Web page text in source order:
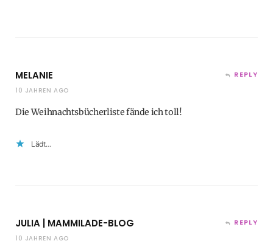
MELANIE
10 JAHREN AGO
REPLY
Die Weihnachtsbücherliste fände ich toll!
Lädt…
JULIA | MAMMILADE-BLOG
10 JAHREN AGO
REPLY